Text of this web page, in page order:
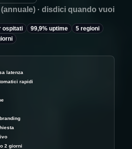
(annuale) · disdici quando vuoi
ospitati 99,9% uptime
5 regioni
latenza
rapidi
2 giorni